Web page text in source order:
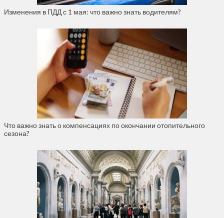
Изменения в ПДД с 1 мая: что важно знать водителям?
Что важно знать о компенсациях по окончании отопительного
сезона?